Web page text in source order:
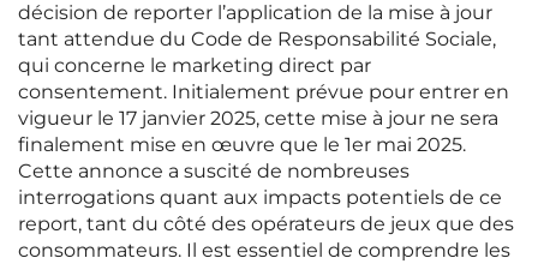
décision de reporter l’application de la mise à jour
tant attendue du Code de Responsabilité Sociale,
qui concerne le marketing direct par
consentement. Initialement prévue pour entrer en
vigueur le 17 janvier 2025, cette mise à jour ne sera
finalement mise en œuvre que le 1er mai 2025.
Cette annonce a suscité de nombreuses
interrogations quant aux impacts potentiels de ce
report, tant du côté des opérateurs de jeux que des
consommateurs. Il est essentiel de comprendre les